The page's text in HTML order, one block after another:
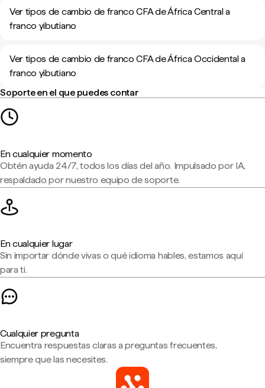
Ver tipos de cambio de franco CFA de África Central a
franco yibutiano
Ver tipos de cambio de franco CFA de África Occidental a
franco yibutiano
Soporte en el que puedes contar
En cualquier momento
Obtén ayuda 24/7, todos los días del año. Impulsado por IA,
respaldado por nuestro equipo de soporte.
En cualquier lugar
Sin importar dónde vivas o qué idioma hables, estamos aquí
para ti.
Cualquier pregunta
Encuentra respuestas claras a preguntas frecuentes,
siempre que las necesites.